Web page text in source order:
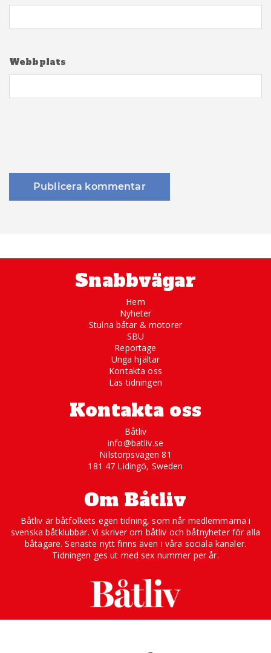
Webbplats
Snabbvägar
Hem
Nyheter
Stulna båtar & motorer
SBU
Reportage
Unga hjältar
Kontakta oss
Läs tidningen
Kontakta oss
Båtliv
info@batliv.se
Nilstorpsvägen 81
181 47 Lidingö, Sweden
Om Båtliv
Båtliv är båtfolkets egen tidning, som når medlemmarna i
svenska båtklubbar. Vi skriver om båtliv och båtnyheter för alla
båtägare. Senaste nytt finns även i våra sociala kanaler.
Tidningen ges ut med sex nummer per år.